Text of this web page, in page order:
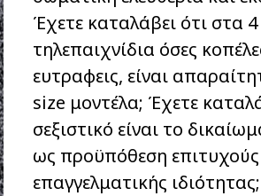
Έχετε καταλάβει ότι στα 4
τηλεπαιχνίδια όσες
ευτραφεις, είναι
size μοντέλα; Έχετε
σεξιστικό είναι το
ως προϋπόθεση επιτυχούς
επαγγελματικής ιδιότητας;